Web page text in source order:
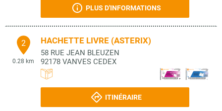
PLUS D'INFORMATIONS
2
0.28 km
HACHETTE LIVRE (ASTERIX)
58 RUE JEAN BLEUZEN
92178 VANVES CEDEX
ITINÉRAIRE